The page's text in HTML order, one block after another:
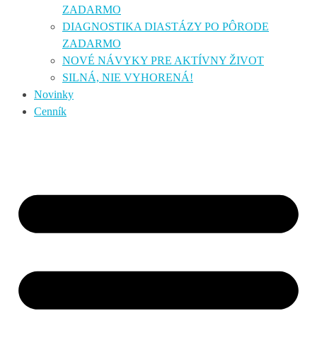
ZADARMO
DIAGNOSTIKA DIASTÁZY PO PÔRODE
ZADARMO
NOVÉ NÁVYKY PRE AKTÍVNY ŽIVOT
SILNÁ, NIE VYHORENÁ!
Novinky
Cenník